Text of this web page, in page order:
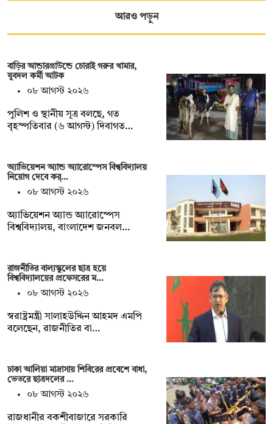
আরও পড়ুন
বাড়ির আন্ডারগ্রাউন্ডে চোরাই গরুর খামার,
যুবদল কর্মী আটক
০৮ আগস্ট ২০২৬
পুলিশ ও স্থানীয় সূত্র বলছে, গত
বৃহস্পতিবার (৬ আগস্ট) দিবাগত…
অ্যাভিয়েশন অ্যান্ড অ্যারোস্পেস বিশ্ববিদ্যালয়
নিয়োগ দেবে কর্…
০৮ আগস্ট ২০২৬
অ্যাভিয়েশন অ্যান্ড অ্যারোস্পেস
বিশ্ববিদ্যালয়, বাংলাদেশ জনবল…
রাজনীতির বাল্যস্কুলের ছাত্র হয়ে
বিশ্ববিদ্যালয়ের প্রফেসরের ম…
০৮ আগস্ট ২০২৬
স্বরাষ্ট্রমন্ত্রী সালাহউদ্দিন আহমদ এমপি
বলেছেন, রাজনীতির বা…
ঢাকা আলিয়া মাদ্রাসায় শিবিরের প্রবেশে বাধা,
ভেতরে ছাত্রদলের …
০৮ আগস্ট ২০২৬
রাজধানীর বকশীবাজারে সরকারি